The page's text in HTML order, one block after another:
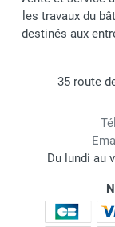
les travaux du
destinés aux
35 route
Du lundi au